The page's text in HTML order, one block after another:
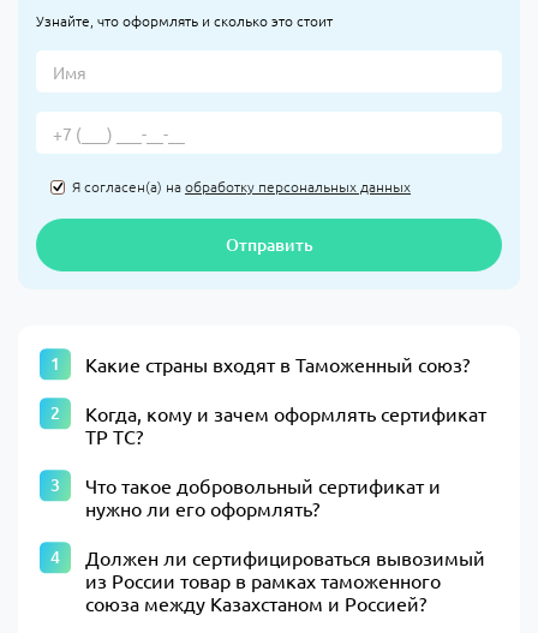
Узнайте, что оформлять и сколько это стоит
Я согласен(а) наобработку персональных данных
Отправить
Какие страны входят в Таможенный союз?
Когда, кому и зачем оформлять сертификат
ТР ТС?
Что такое добровольный сертификат и
нужно ли его оформлять?
Должен ли сертифицироваться вывозимый
из России товар в рамках таможенного
союза между Казахстаном и Россией?